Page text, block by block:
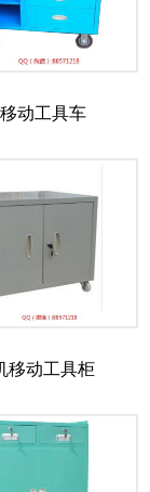
动工具车
移动工具柜